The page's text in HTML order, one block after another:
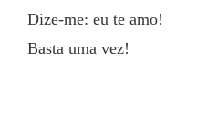
Dize-me: eu te amo!
Basta uma vez!